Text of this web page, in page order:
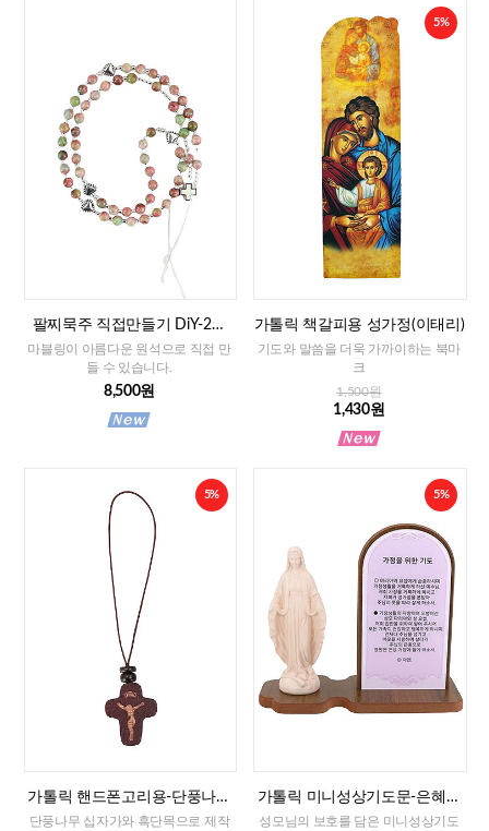
팔찌묵주 직접만들기 DiY-2줄
팔찌묵주 화만옥 4mm
마블링이 아름다운 원석으로 직접 만
들 수 있습니다.
8,500원
5%
가톨릭 책갈피용 성가정(이태리)
기도와 말씀을 더욱 가까이하는 북마
크
1,500원
1,430원
5%
가톨릭 핸드폰고리용-단풍나무
십자가
단풍나무 십자가와 흑단목으로 제작
5%
가톨릭 미니성상기도문-은혜성
모(가정을 위한 기도)
성모님의 보호를 담은 미니성상기도